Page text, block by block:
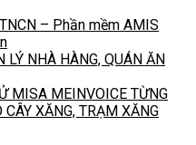
– Phần mềm AMIS
LÝ NHÀ HÀNG, QUÁN ĂN
MISA MEINVOICE TỪNG
XĂNG, TRẠM XĂNG